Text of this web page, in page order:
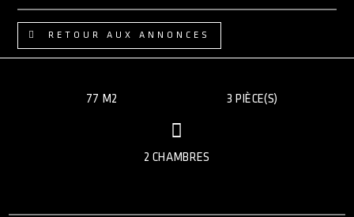
ACCÈS CLIENT
RETOUR AUX ANNONCES
77 M2 3 PIÈCE(S)
2 CHAMBRES